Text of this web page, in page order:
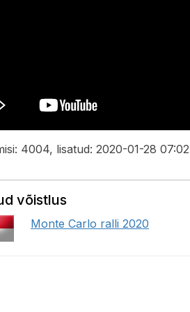
4004, lisatud: 2020-01-28
võistlus
Monte Carlo ralli 2020